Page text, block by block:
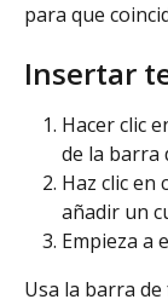
para que
Insertar
Hacer clic
de la barra
Haz clic en
añadir un
Empieza a
Usa la barra